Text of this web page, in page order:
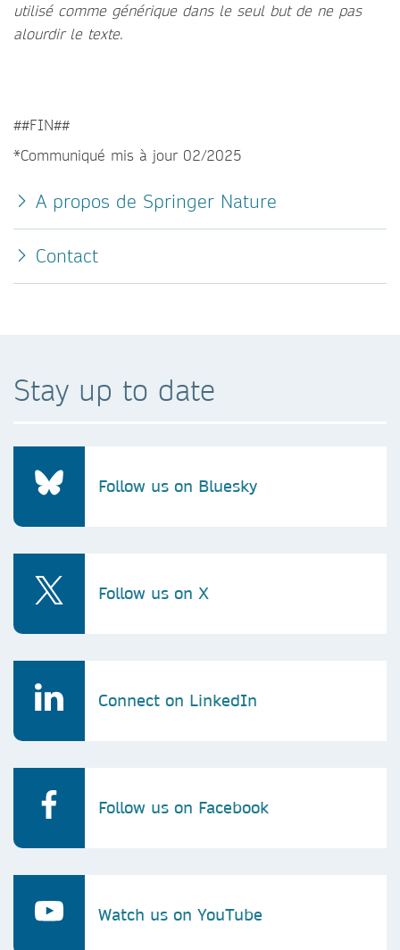
utilisé comme générique dans le seul but de ne pas
alourdir le texte.
##FIN##
*Communiqué mis à jour 02/2025
A propos de Springer Nature
Contact
Stay up to date
Follow us on Bluesky
Follow us on X
Connect on LinkedIn
Follow us on Facebook
Watch us on YouTube